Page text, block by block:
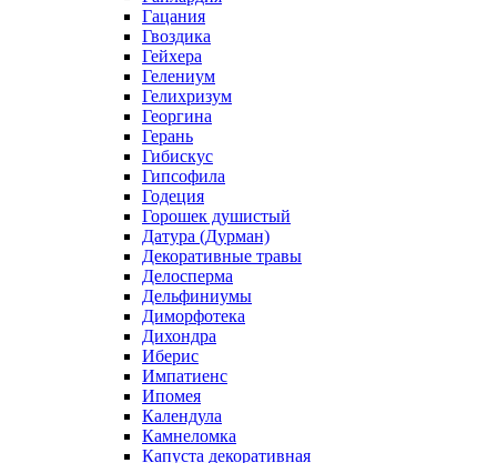
Гацания
Гвоздика
Гейхера
Гелениум
Гелихризум
Георгина
Герань
Гибискус
Гипсофила
Годеция
Горошек душистый
Датура (Дурман)
Декоративные травы
Делосперма
Дельфиниумы
Диморфотека
Дихондра
Иберис
Импатиенс
Ипомея
Календула
Камнеломка
Капуста декоративная